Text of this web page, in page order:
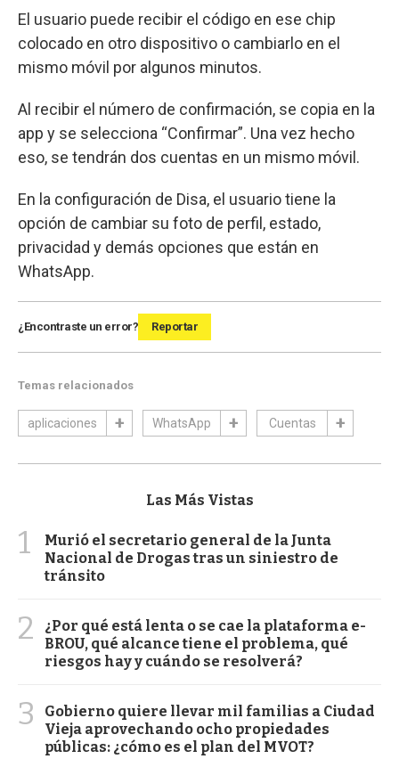
El usuario puede recibir el código en ese chip
colocado en otro dispositivo o cambiarlo en el
mismo móvil por algunos minutos.
Al recibir el número de confirmación, se copia en la
app y se selecciona “Confirmar”. Una vez hecho
eso, se tendrán dos cuentas en un mismo móvil.
En la configuración de Disa, el usuario tiene la
opción de cambiar su foto de perfil, estado,
privacidad y demás opciones que están en
WhatsApp.
¿Encontraste un error? Reportar
Temas relacionados
aplicaciones WhatsApp Cuentas
Las Más Vistas
1
Murió el secretario general de la Junta
Nacional de Drogas tras un siniestro de
tránsito
2
¿Por qué está lenta o se cae la plataforma e-
BROU, qué alcance tiene el problema, qué
riesgos hay y cuándo se resolverá?
3
Gobierno quiere llevar mil familias a Ciudad
Vieja aprovechando ocho propiedades
públicas: ¿cómo es el plan del MVOT?